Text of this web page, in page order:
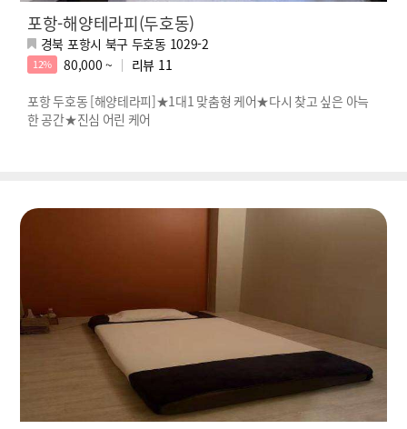
포항-해양테라피(두호동)
경북 포항시 북구 두호동 1029-2
12% 80,000 ~ 리뷰 11
포항 두호동 [해양테라피]★1대1 맞춤형 케어★다시 찾고 싶은 아늑
한 공간★진심 어린 케어